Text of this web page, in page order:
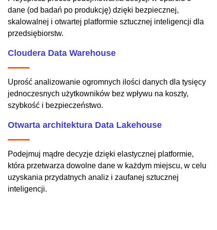
dane (od badań po produkcję) dzięki bezpiecznej,
skalowalnej i otwartej platformie sztucznej inteligencji dla
przedsiębiorstw.
Cloudera Data Warehouse
Uprość analizowanie ogromnych ilości danych dla tysięcy
jednoczesnych użytkowników bez wpływu na koszty,
szybkość i bezpieczeństwo.
Otwarta architektura Data Lakehouse
Podejmuj mądre decyzje dzięki elastycznej platformie,
która przetwarza dowolne dane w każdym miejscu, w celu
uzyskania przydatnych analiz i zaufanej sztucznej
inteligencji.